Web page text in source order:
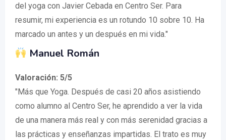
del yoga con Javier Cebada en Centro Ser. Para
resumir, mi experiencia es un rotundo 10 sobre 10. Ha
marcado un antes y un después en mi vida."
Manuel Román
Valoración: 5/5
"Más que Yoga. Después de casi 20 años asistiendo
como alumno al Centro Ser, he aprendido a ver la vida
de una manera más real y con más serenidad gracias a
las prácticas y enseñanzas impartidas. El trato es muy